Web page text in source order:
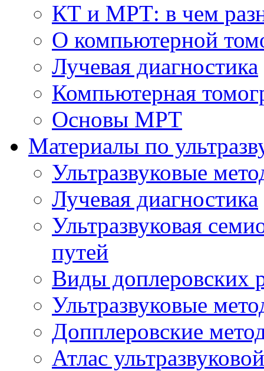
КТ и МРТ: в чем
О компьютерной
Лучевая диагностика
Компьютерная
Основы МРТ
Материалы по
Ультразвуковые
Лучевая диагностика
Ультразвуковая
путей
Виды доплеровских
Ультразвуковые
Допплеровские
Атлас